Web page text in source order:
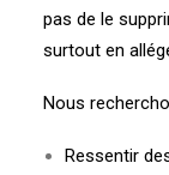
pas de le
surtout en
Nous
Ressentir